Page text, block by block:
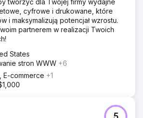
cyfrowe i drukowane, które
i maksymalizują potencjał wzrostu.
partnerem w realizacji Twoich
States
stron WWW +6
E-commerce +1